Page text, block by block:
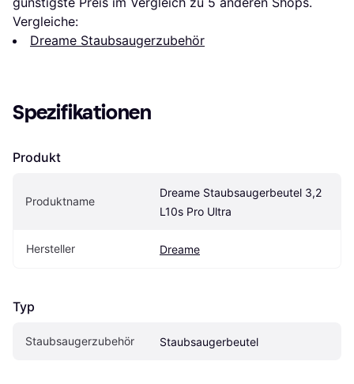
Vergleiche:
Dreame Staubsaugerzubehör
Spezifikationen
Produkt
Produktname
Dreame Staubsaugerbeutel 3,2
L10s Pro Ultra
Hersteller Dreame
Typ
Staubsaugerzubehör Staubsaugerbeutel